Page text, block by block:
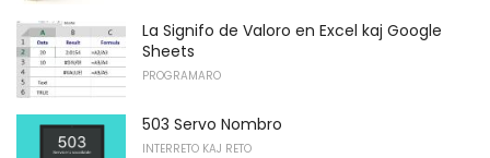
La Signifo de Valoro en Excel kaj Google
Sheets
PROGRAMARO
503 Servo Nombro
INTERRETO KAJ RETO